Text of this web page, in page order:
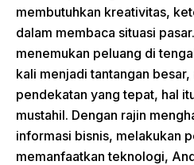
membutuhkan kreativitas,
dalam membaca situasi
menemukan peluang di
kali menjadi tantangan besar,
pendekatan yang tepat, hal
mustahil. Dengan rajin
informasi bisnis, melakukan
memanfaatkan teknologi,